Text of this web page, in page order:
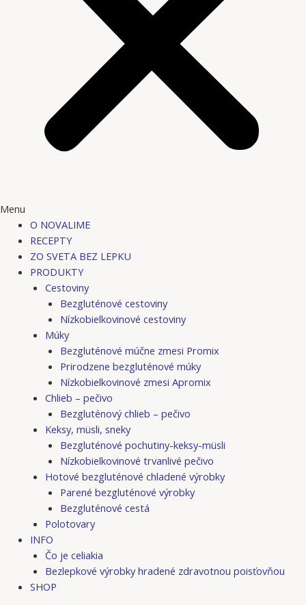
Menu
O NOVALIME
RECEPTY
ZO SVETA BEZ LEPKU
PRODUKTY
Cestoviny
Bezgluténové cestoviny
Nízkobielkovinové cestoviny
Múky
Bezgluténové múčne zmesi Promix
Prirodzene bezgluténové múky
Nízkobielkovinové zmesi Apromix
Chlieb – pečivo
Bezgluténový chlieb – pečivo
Keksy, müsli, sneky
Bezgluténové pochutiny-keksy-müsli
Nízkobielkovinové trvanlivé pečivo
Hotové bezgluténové chladené výrobky
Parené bezgluténové výrobky
Bezgluténové cestá
Polotovary
INFO
Čo je celiakia
Bezlepkové výrobky hradené zdravotnou poisťovňou
SHOP